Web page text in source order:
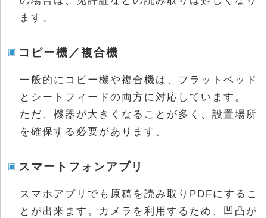
ます。
コピー機／複合機
一般的にコピー機や複合機は、フラットベッド
とシートフィードの両方に対応しています。
ただ、機器が大きくなることが多く、設置場所
を確保する必要があります。
スマートフォンアプリ
スマホアプリでも原稿を読み取りPDFにするこ
とが出来ます。カメラを利用するため、凹凸が